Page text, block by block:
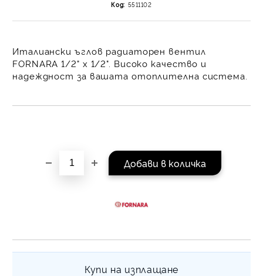
Код: 5511102
Италиански ъглов радиаторен вентил
FORNARA 1/2" x 1/2". Високо качество и
надеждност за вашата отоплителна система.
Купи на изплащане
до 400 лв. / €204,52
момента с карта.
се разделя на 3 равни
без оскъпяване. За
Плащане на 6
За покупки на
/ €1022.61